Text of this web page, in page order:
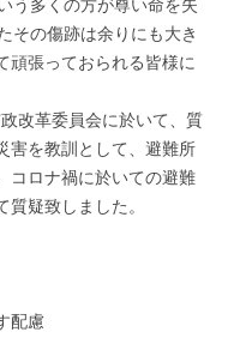
う多くの方が尊い命を失
その傷跡は余りにも大き
頑張っておられる皆様に
改革委員会に於いて、質
害を教訓として、避難所
コロナ禍に於いての避難
疑致しました。
配慮